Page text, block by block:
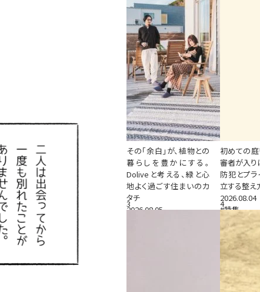
その「余白」が、植物との
暮らしを豊かにする。
Doliveと考える、緑と心
地よく過ごす住まいのカ
タチ
2026.08.05
初めての
審者が入り
防犯とプ
立する整え
2026.08.04
#特集
3 4